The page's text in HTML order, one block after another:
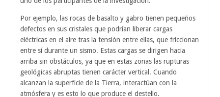
Por ejemplo, las rocas de basalto y gabro tienen pequeños
defectos en sus cristales que podrían liberar cargas
eléctricas en el aire tras la tensión entre ellas, que friccionan
entre sí durante un sismo. Estas cargas se dirigen hacia
arriba sin obstáculos, ya que en estas zonas las rupturas
geológicas abruptas tienen carácter vertical. Cuando
alcanzan la superficie de la Tierra, interactúan con la
atmósfera y es esto lo que produce el destello.